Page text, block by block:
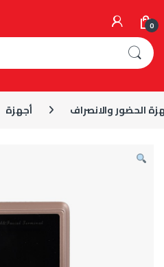
0
أجهزة الحضور والانصراف